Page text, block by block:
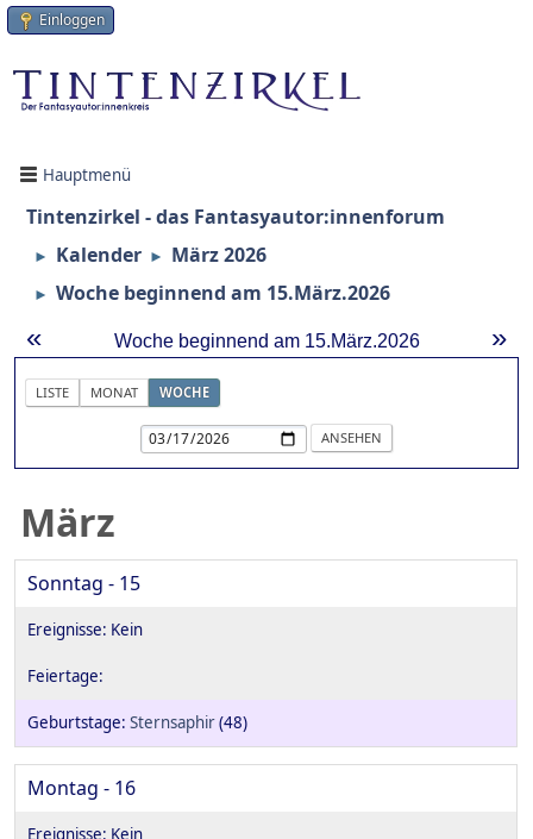
Einloggen
Hauptmenü
Tintenzirkel - das Fantasyautor:innenforum
► Kalender ► März 2026
► Woche beginnend am 15.März.2026
« »
Woche beginnend am 15.März.2026
LISTE MONAT WOCHE
März
Sonntag - 15
Sternsaphir(48)
Montag - 16